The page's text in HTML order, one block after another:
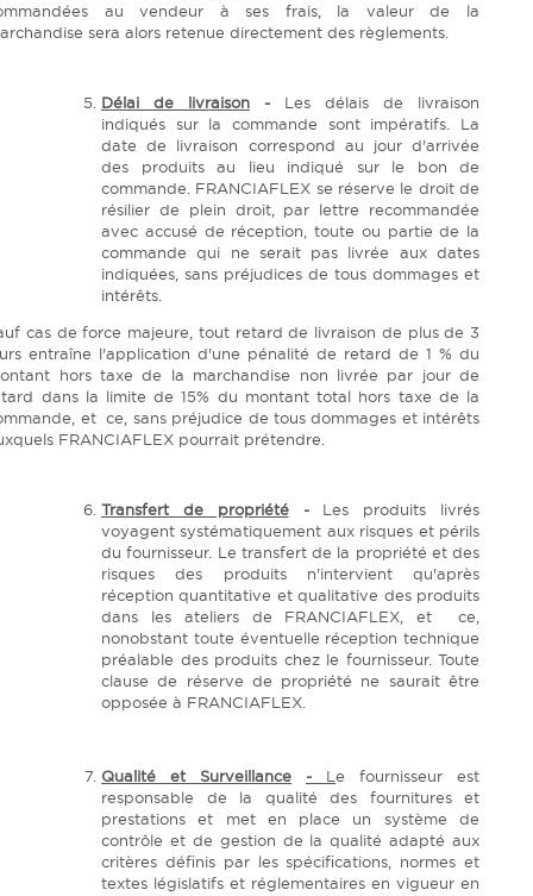
au vendeur à ses frais, la valeur de la
sera alors retenue directement des règlements.
Délai de livraison - Les délais de livraison
indiqués sur la commande sont impératifs. La
date de livraison correspond au jour d'arrivée
des produits au lieu indiqué sur le bon de
commande. FRANCIAFLEX se réserve le droit de
résilier de plein droit, par lettre recommandée
avec accusé de réception, toute ou partie de la
commande qui ne serait pas livrée aux dates
indiquées, sans préjudices de tous dommages et
intérêts.
cas de force majeure, tout retard de livraison de plus de 3
entraîne l'application d'une pénalité de retard de 1 % du
hors taxe de la marchandise non livrée par jour de
dans la limite de 15% du montant total hors taxe de la
et ce, sans préjudice de tous dommages et intérêts
FRANCIAFLEX pourrait prétendre.
Transfert de propriété- Les produits livrés
voyagent systématiquement aux risques et périls
du fournisseur. Le transfert de la propriété et des
risques des produits n'intervient qu'après
réception quantitative et qualitative des produits
dans les ateliers de FRANCIAFLEX, et ce,
nonobstant toute éventuelle réception technique
préalable des produits chez le fournisseur. Toute
clause de réserve de propriété ne saurait être
opposée à FRANCIAFLEX.
Qualité et Surveillance - L e fournisseur est
responsable de la qualité des fournitures et
prestations et met en place un système de
contrôle et de gestion de la qualité adapté aux
critères définis par les spécifications, normes et
textes législatifs et réglementaires en vigueur en